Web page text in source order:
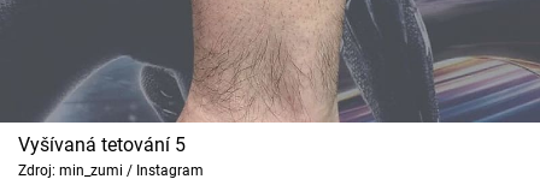
Vyšívaná tetování 5
Zdroj: min_zumi / Instagram